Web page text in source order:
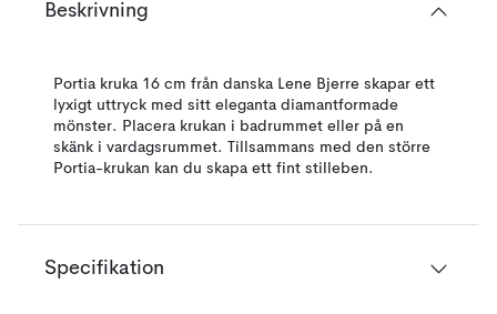
Beskrivning
Portia kruka 16 cm från danska Lene Bjerre skapar ett
lyxigt uttryck med sitt eleganta diamantformade
mönster. Placera krukan i badrummet eller på en
skänk i vardagsrummet. Tillsammans med den större
Portia-krukan kan du skapa ett fint stilleben.
Specifikation